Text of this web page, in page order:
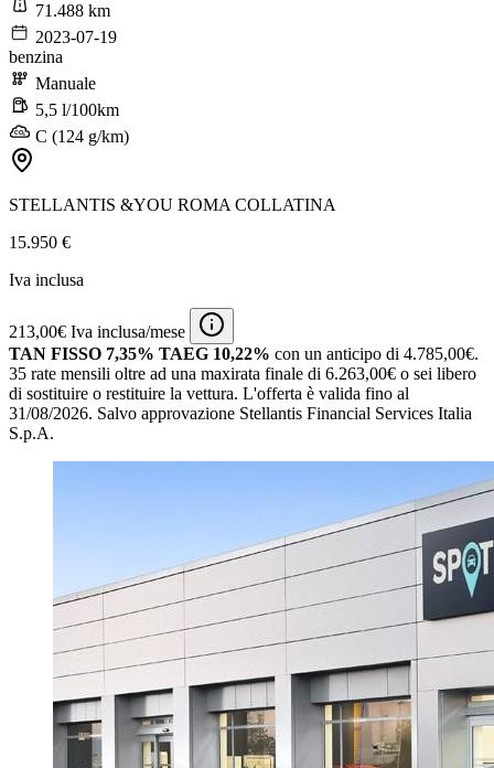
71.488 km
2023-07-19
benzina
Manuale
5,5 l/100km
C (124 g/km)
STELLANTIS &YOU ROMA COLLATINA
15.950 €
Iva inclusa
213,00€ Iva inclusa/mese
TAN FISSO 7,35% TAEG 10,22% con un anticipo di 4.785,00€.
35 rate mensili oltre ad una maxirata finale di 6.263,00€ o sei libero
di sostituire o restituire la vettura. L'offerta è valida fino al
31/08/2026. Salvo approvazione Stellantis Financial Services Italia
S.p.A.